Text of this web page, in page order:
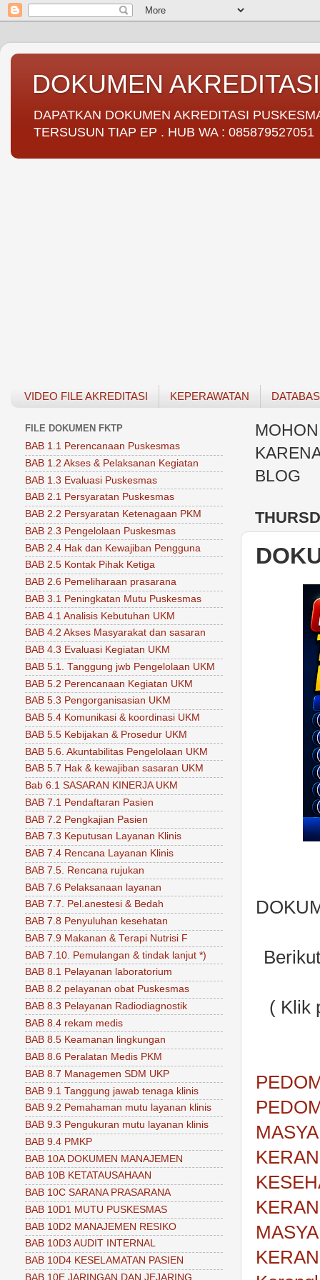
DOKUMEN
DAPATKAN DOKUMEN AKREDITASI
TERSUSUN TIAP EP . HUB WA : 085879527051
VIDEO FILE AKREDITASI KEPERAWATAN
BLOG
( Klik
FILE DOKUMEN FKTP
BAB 1.1 Perencanaan Puskesmas
BAB 1.2 Akses & Pelaksanan Kegiatan
BAB 1.3 Evaluasi Puskesmas
BAB 2.1 Persyaratan Puskesmas
BAB 2.2 Persyaratan Ketenagaan PKM
BAB 2.3 Pengelolaan Puskesmas
BAB 2.4 Hak dan Kewajiban Pengguna
BAB 2.5 Kontak Pihak Ketiga
BAB 2.6 Pemeliharaan prasarana
BAB 3.1 Peningkatan Mutu Puskesmas
BAB 4.1 Analisis Kebutuhan UKM
BAB 4.2 Akses Masyarakat dan sasaran
BAB 4.3 Evaluasi Kegiatan UKM
BAB 5.1. Tanggung jwb Pengelolaan UKM
BAB 5.2 Perencanaan Kegiatan UKM
BAB 5.3 Pengorganisasian UKM
BAB 5.4 Komunikasi & koordinasi UKM
BAB 5.5 Kebijakan & Prosedur UKM
BAB 5.6. Akuntabilitas Pengelolaan UKM
BAB 5.7 Hak & kewajiban sasaran UKM
Bab 6.1 SASARAN KINERJA UKM
BAB 7.1 Pendaftaran Pasien
BAB 7.2 Pengkajian Pasien
BAB 7.3 Keputusan Layanan Klinis
BAB 7.4 Rencana Layanan Klinis
BAB 7.5. Rencana rujukan
BAB 7.6 Pelaksanaan layanan
BAB 7.7. Pel.anestesi & Bedah
BAB 7.8 Penyuluhan kesehatan
BAB 7.9 Makanan & Terapi Nutrisi F
BAB 7.10. Pemulangan & tindak lanjut *)
BAB 8.1 Pelayanan laboratorium
BAB 8.2 pelayanan obat Puskesmas
BAB 8.3 Pelayanan Radiodiagnostik
BAB 8.4 rekam medis
BAB 8.5 Keamanan lingkungan
BAB 8.6 Peralatan Medis PKM
BAB 8.7 Managemen SDM UKP
BAB 9.1 Tanggung jawab tenaga klinis
BAB 9.2 Pemahaman mutu layanan klinis
BAB 9.3 Pengukuran mutu layanan klinis
BAB 9.4 PMKP
BAB 10A DOKUMEN MANAJEMEN
BAB 10B KETATAUSAHAAN
BAB 10C SARANA PRASARANA
BAB 10D1 MUTU PUSKESMAS
BAB 10D2 MANAJEMEN RESIKO
BAB 10D3 AUDIT INTERNAL
BAB 10D4 KESELAMATAN PASIEN
BAB 10E JARINGAN DAN JEJARING